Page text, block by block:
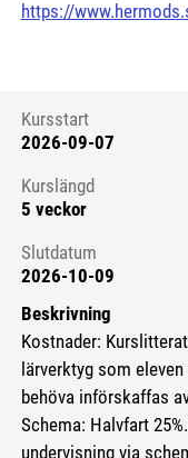
https://
Kursstart 6102995
Kursstart
2026-09-07
Kurslängd
5 veckor
Slutdatum
2026-10-09
Beskrivning
Kostnader:
lärverktyg som
behöva införskaffas
Schema: Halvfart
undervisning via